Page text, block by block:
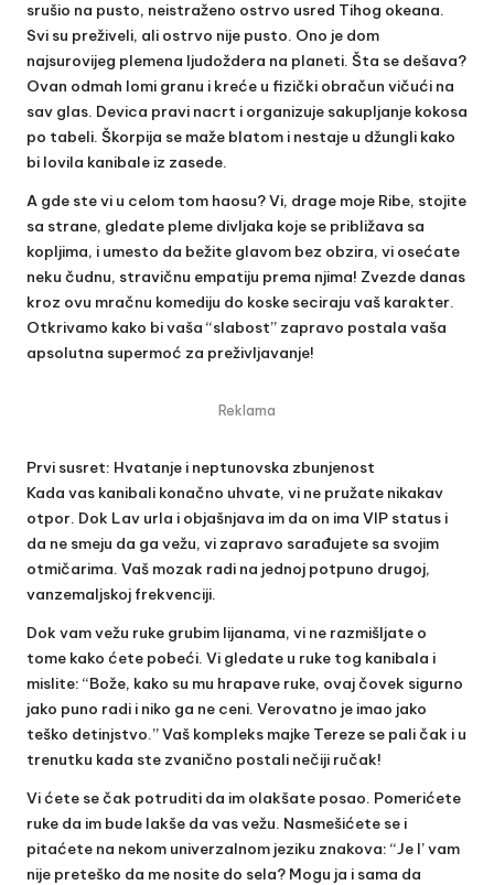
srušio na pusto, neistraženo ostrvo usred Tihog okeana.
Svi su preživeli, ali ostrvo nije pusto. Ono je dom
najsurovijeg plemena ljudoždera na planeti. Šta se dešava?
Ovan odmah lomi granu i kreće u fizički obračun vičući na
sav glas. Devica pravi nacrt i organizuje sakupljanje kokosa
po tabeli. Škorpija se maže blatom i nestaje u džungli kako
bi lovila kanibale iz zasede.
A gde ste vi u celom tom haosu? Vi, drage moje Ribe, stojite
sa strane, gledate pleme divljaka koje se približava sa
kopljima, i umesto da bežite glavom bez obzira, vi osećate
neku čudnu, stravičnu empatiju prema njima! Zvezde danas
kroz ovu mračnu komediju do koske seciraju vaš karakter.
Otkrivamo kako bi vaša “slabost” zapravo postala vaša
apsolutna supermoć za preživljavanje!
Reklama
Prvi susret: Hvatanje i neptunovska zbunjenost
Kada vas kanibali konačno uhvate, vi ne pružate nikakav
otpor. Dok Lav urla i objašnjava im da on ima VIP status i
da ne smeju da ga vežu, vi zapravo sarađujete sa svojim
otmičarima. Vaš mozak radi na jednoj potpuno drugoj,
vanzemaljskoj frekvenciji.
Dok vam vežu ruke grubim lijanama, vi ne razmišljate o
tome kako ćete pobeći. Vi gledate u ruke tog kanibala i
mislite: “Bože, kako su mu hrapave ruke, ovaj čovek sigurno
jako puno radi i niko ga ne ceni. Verovatno je imao jako
teško detinjstvo.” Vaš kompleks majke Tereze se pali čak i u
trenutku kada ste zvanično postali nečiji ručak!
Vi ćete se čak potruditi da im olakšate posao. Pomerićete
ruke da im bude lakše da vas vežu. Nasmešićete se i
pitaćete na nekom univerzalnom jeziku znakova: “Je l’ vam
nije preteško da me nosite do sela? Mogu ja i sama da